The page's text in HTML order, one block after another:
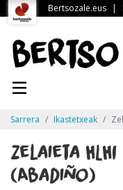
Bertsozale.eus |
Sarrera Ikastetxeak
Zelaieta HLHI
(Abadiño)